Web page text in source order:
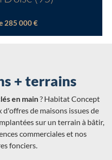
285 000 €
+ terrains
en main? Habitat Concept
de maisons issues de
sur un terrain à bâtir,
commerciales et nos
fonciers.